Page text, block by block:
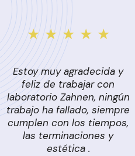
★ ★ ★ ★ ★
Estoy muy agradecida y
feliz de trabajar con
laboratorio Zahnen, ningún
trabajo ha fallado, siempre
cumplen con los tiempos,
las terminaciones y
estética .